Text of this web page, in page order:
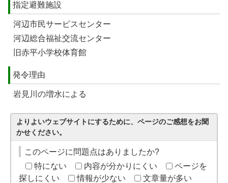
指定避難施設
河辺市民サービスセンター
河辺総合福祉交流センター
旧赤平小学校体育館
発令理由
岩見川の増水による
よりよいウェブサイトにするために、ページのご感想をお聞
かせください。
このページに問題点はありましたか?
特にない
内容が分かりにくい
ページを
探しにくい
情報が少ない 文章量が多い